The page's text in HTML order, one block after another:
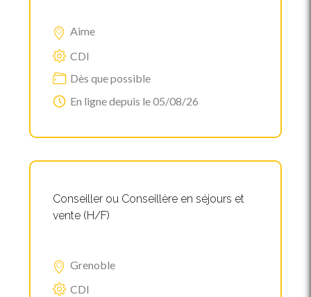
Aime
CDI
Dès que possible
En ligne depuis le 05/08/26
Conseiller ou Conseillère en séjours et
vente (H/F)
Grenoble
CDI